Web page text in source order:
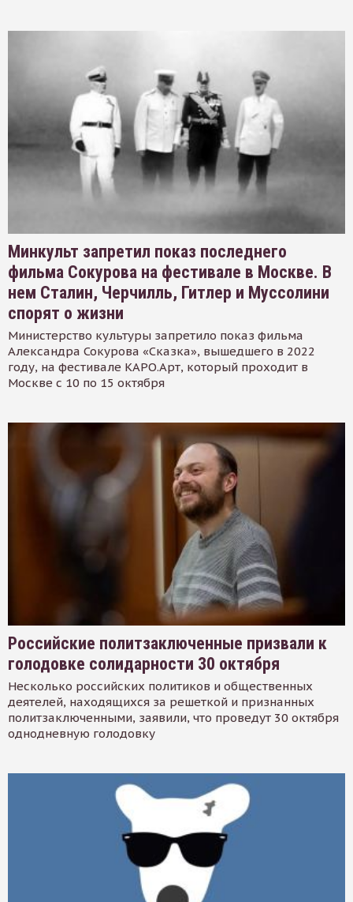
Минкульт запретил показ последнего
фильма Сокурова на фестивале в Москве. В
нем Сталин, Черчилль, Гитлер и Муссолини
спорят о жизни
Министерство культуры запретило показ фильма
Александра Сокурова «Сказка», вышедшего в 2022
году, на фестивале КАРО.Арт, который проходит в
Москве с 10 по 15 октября
Российские политзаключенные призвали к
голодовке солидарности 30 октября
Несколько российских политиков и общественных
деятелей, находящихся за решеткой и признанных
политзаключенными, заявили, что проведут 30 октября
однодневную голодовку